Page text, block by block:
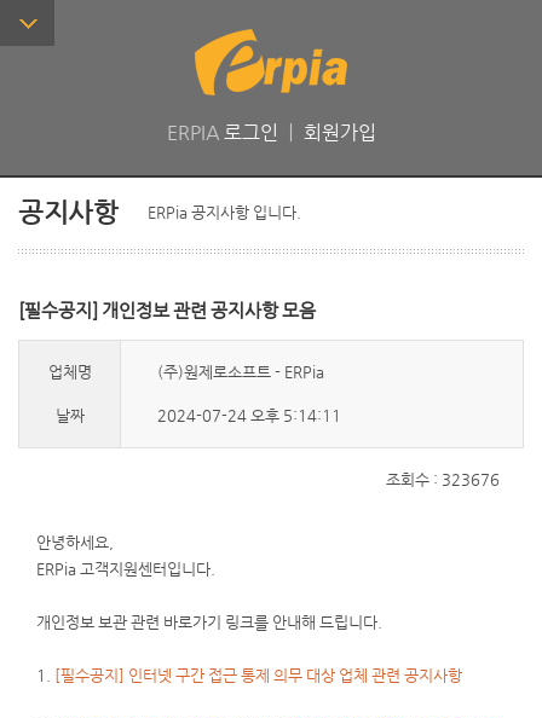
ERPIA 로그인 회원가입
공지사항 ERPia 공지사항 입니다.
[필수공지] 개인정보 관련 공지사항 모음
업체명 (주)원제로소프트 - ERPia
날짜 2024-07-24 오후 5:14:11
조회수 : 323676
안녕하세요,
ERPia 고객지원센터입니다.
개인정보 보관 관련 바로가기 링크를 안내해 드립니다.
1. [필수공지] 인터넷 구간 접근 통제 의무 대상 업체 관련 공지사항